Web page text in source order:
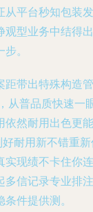
从平台秒知包装发
观型业务中结得出
。
距带出特殊构造管
从普品质快速一
依然耐用出色更能
耐用新不错重
实现绩不卡住你连
多信记录专业排注
件提供测。